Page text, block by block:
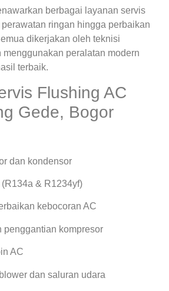
berbagai layanan servis
ringan hingga perbaikan
dikerjakan oleh teknisi
menggunakan peralatan modern
terbaik.
Flushing AC
Gede, Bogor
dan kondensor
(R134a & R1234yf)
kebocoran AC
penggantian kompresor
AC
dan saluran udara